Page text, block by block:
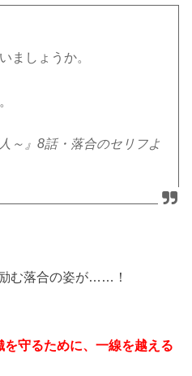
ましょうか。
～』8話・落合のセリフよ
む落合の姿が……！
守るために、一線を越える